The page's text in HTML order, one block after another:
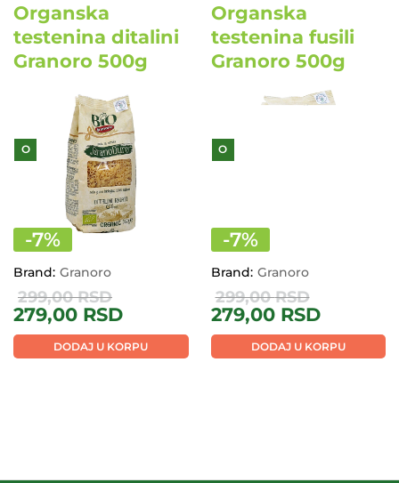
Organska
testenina ditalini
Granoro 500g
O
-7%
Brand: Granoro
279,00 RSD
299,00RSD
DODAJ U KORPU
Organska
testenina fusili
Granoro 500g
O
-7%
Brand: Granoro
279,00 RSD
299,00RSD
DODAJ U KORPU